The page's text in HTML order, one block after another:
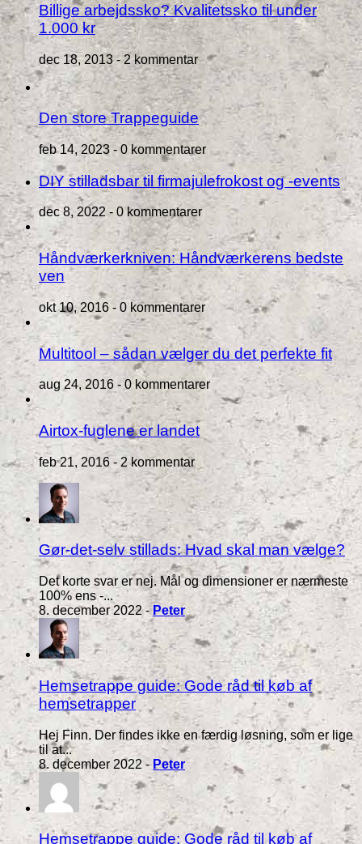
Billige arbejdssko? Kvalitetssko til under
1.000 kr
dec 18, 2013 -2 kommentar
Den store Trappeguide
feb 14, 2023 -0 kommentarer
DIY stilladsbar til firmajulefrokost og -events
dec 8, 2022 - 0 kommentarer
Håndværkerkniven: Håndværkerens bedste
ven
okt 10, 2016 - 0 kommentarer
Multitool – sådan vælger du det perfekte fit
aug 24, 2016 -0 kommentarer
Airtox-fuglene er landet
feb 21, 2016 - 2 kommentar
Gør-det-selv stillads: Hvad skal man vælge?
Det korte svar er nej. Mål og dimensioner er nærmeste
100% ens -...
8. december 2022 -Peter
Hemsetrappe guide: Gode råd til køb af
hemsetrapper
Hej Finn. Der findes ikke en færdig løsning, som er lige
til at...
8. december 2022 - Peter
Hemsetrappe guide: Gode råd til køb af